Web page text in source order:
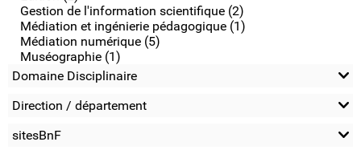
Gestion de l'information scientifique (2)
Médiation et ingénierie pédagogique (1)
Médiation numérique (5)
Muséographie (1)
Domaine Disciplinaire
Direction / département
sitesBnF